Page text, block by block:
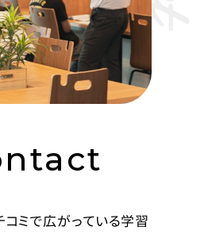
ミで広がっている学習